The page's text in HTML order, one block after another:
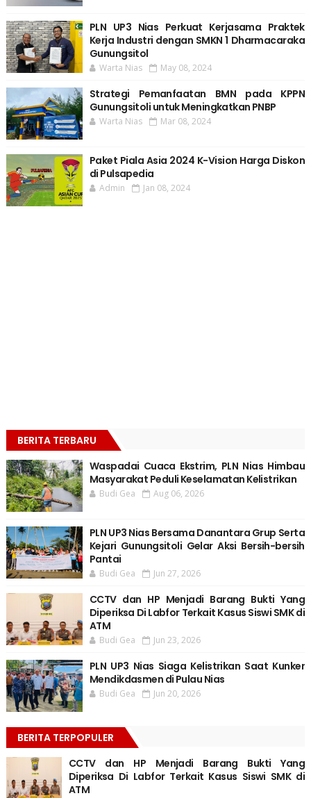
PLN UP3 Nias Perkuat Kerjasama Praktek
Kerja Industri dengan SMKN 1 Dharmacaraka
Gunungsitol
Warta Nias May 08, 2024
Strategi Pemanfaatan BMN pada KPPN
Gunungsitoli untuk Meningkatkan PNBP
Warta Nias Mar 08, 2024
Paket Piala Asia 2024 K-Vision Harga Diskon
di Pulsapedia
Admin Jan 08, 2024
BERITA TERBARU
Waspadai Cuaca Ekstrim, PLN Nias Himbau
Masyarakat Peduli Keselamatan Kelistrikan
Budi Gea Aug 06, 2026
PLN UP3 Nias Bersama Danantara Grup Serta
Kejari Gunungsitoli Gelar Aksi Bersih-bersih
Pantai
Budi Gea Jun 27, 2026
CCTV dan HP Menjadi Barang Bukti Yang
Diperiksa Di Labfor Terkait Kasus Siswi SMK di
ATM
Budi Gea Jun 23, 2026
PLN UP3 Nias Siaga Kelistrikan Saat Kunker
Mendikdasmen di Pulau Nias
Budi Gea Jun 20, 2026
BERITA TERPOPULER
CCTV dan HP Menjadi Barang Bukti Yang
Diperiksa Di Labfor Terkait Kasus Siswi SMK di
ATM